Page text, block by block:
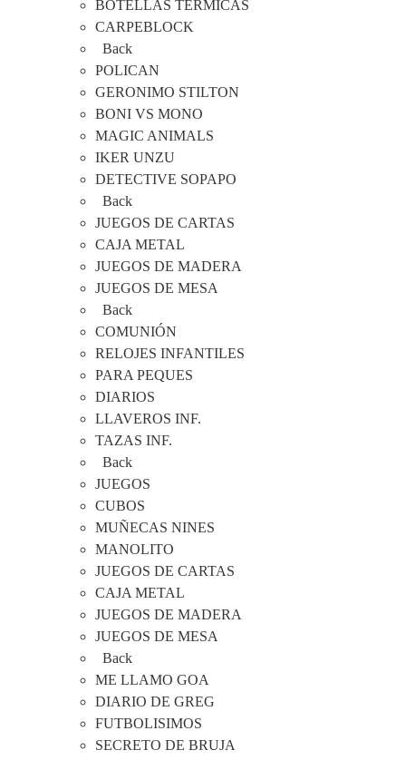
BOTELLAS TERMICAS
CARPEBLOCK
Back
POLICAN
GERONIMO STILTON
BONI VS MONO
MAGIC ANIMALS
IKER UNZU
DETECTIVE SOPAPO
Back
JUEGOS DE CARTAS
CAJA METAL
JUEGOS DE MADERA
JUEGOS DE MESA
Back
COMUNIÓN
RELOJES INFANTILES
PARA PEQUES
DIARIOS
LLAVEROS INF.
TAZAS INF.
Back
JUEGOS
CUBOS
MUÑECAS NINES
MANOLITO
JUEGOS DE CARTAS
CAJA METAL
JUEGOS DE MADERA
JUEGOS DE MESA
Back
ME LLAMO GOA
DIARIO DE GREG
FUTBOLISIMOS
SECRETO DE BRUJA